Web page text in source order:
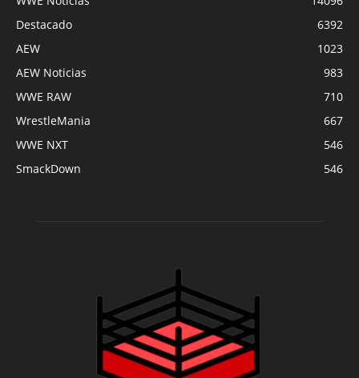
Destacado
6392
AEW
1023
AEW Noticias
983
WWE RAW
710
WrestleMania
667
WWE NXT
546
SmackDown
546